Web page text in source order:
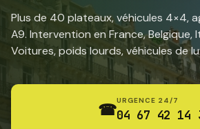
Plus de 40 plateaux, véhicules 4×4,
A9. Intervention en France, Belgique,
Voitures, poids lourds, véhicules de
☎URGENCE 24/7
04 67 42 14